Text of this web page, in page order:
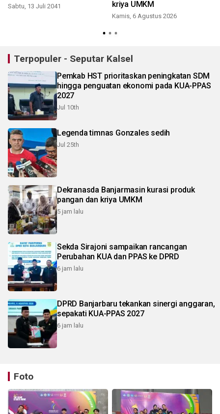
Sabtu, 13 Juli 2041 kriya UMKM
Kamis, 6 Agustus 2026
Terpopuler - Seputar Kalsel
Pemkab HST prioritaskan peningkatan SDM
hingga penguatan ekonomi pada KUA-PPAS
2027
Jul 10th
Legenda timnas Gonzales sedih
Jul 25th
Dekranasda Banjarmasin kurasi produk
pangan dan kriya UMKM
5 jam lalu
Sekda Sirajoni sampaikan rancangan
Perubahan KUA dan PPAS ke DPRD
6 jam lalu
DPRD Banjarbaru tekankan sinergi anggaran,
sepakati KUA-PPAS 2027
6 jam lalu
Foto